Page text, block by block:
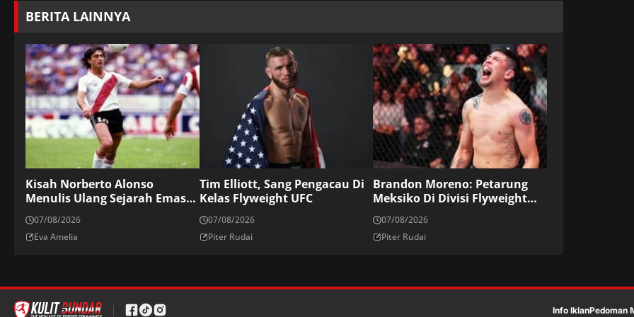
BERITA LAINNYA
Kisah Norberto Alonso
Menulis Ulang Sejarah Emas
Los Millonario
07/08/2026
Eva Amelia
Tim Elliott, Sang Pengacau Di
Kelas Flyweight UFC
07/08/2026
Piter Rudai
Brandon Moreno: Petarung
Meksiko Di Divisi Flyweight
UFC07/08/2026
Piter Rudai
Info IklanPedoman